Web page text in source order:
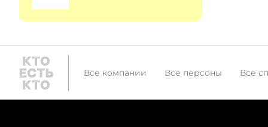
Все компании Все персоны Все